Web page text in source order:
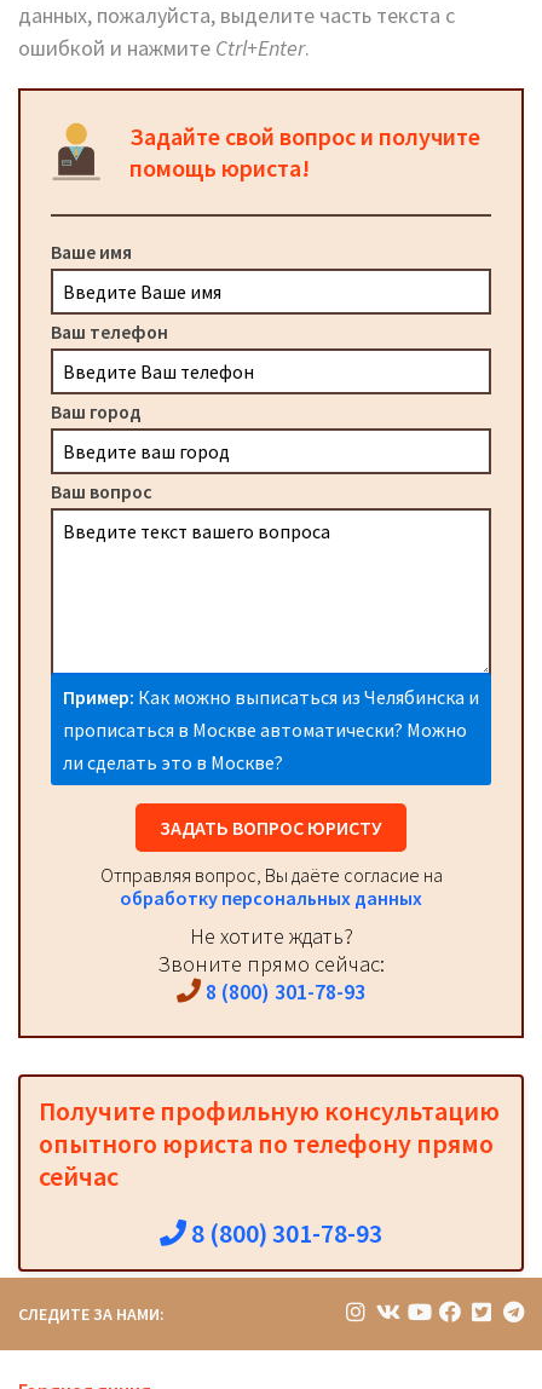
данных, пожалуйста, выделите часть текста с
ошибкой и нажмите Ctrl+Enter.
Задайте свой вопрос и получите
помощь юриста!
Ваше имя
Ваш телефон
Ваш город
Ваш вопрос
Пример: Как можно выписаться из Челябинска и
прописаться в Москве автоматически? Можно
ли сделать это в Москве?
ЗАДАТЬ ВОПРОС ЮРИСТУ
Отправляя вопрос, Вы даёте согласие на
обработку персональных данных
Не хотите ждать?
Звоните прямо сейчас:
8 (800) 301-78-93
Получите профильную консультацию
опытного юриста по телефону прямо
сейчас
8 (800) 301-78-93
СЛЕДИТЕ ЗА НАМИ: